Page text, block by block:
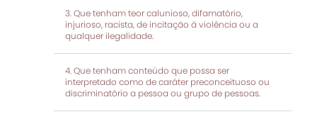
Que tenham teor calunioso, difamatório,
injurioso, racista, de incitação à violência ou a
qualquer ilegalidade.
Que tenham conteúdo que possa ser
interpretado como de caráter preconceituoso ou
discriminatório a pessoa ou grupo de pessoas.